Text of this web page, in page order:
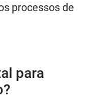
processos de
para